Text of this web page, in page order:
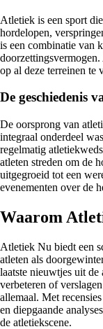
Atletiek is een sport
hordelopen,
is een combinatie van
op al deze terreinen te
De geschiedenis
De oorsprong van
integraal onderdeel
regelmatig
atleten streden om de
uitgegroeid tot een
evenementen over de
Waarom
Atletiek Nu biedt een
atleten als
laatste nieuwtjes uit
verbeteren of
allemaal. Met
en diepgaande
de atletiekscene.